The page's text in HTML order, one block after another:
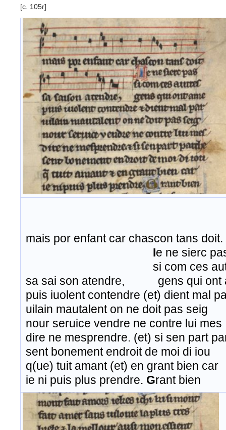
[c. 105r]
mais por enfant car chascon tans doit.
Ie ne sierc
si com ces
sa sai son atendre, gens qui ont
puis iuolent contendre (et) dient mal
uilain mautalent on ne doit pas seig
nour seruice vendre ne contre lui mes
dire ne mesprendre. (et) si sen part
sent bonement endroit de moi di iou
q(ue) tuit amant (et) en grant bien car
ie ni puis plus prendre. Grant bien